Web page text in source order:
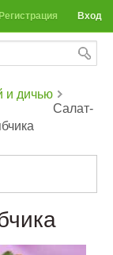
Вход
Регистрация
и дичью
Салат-